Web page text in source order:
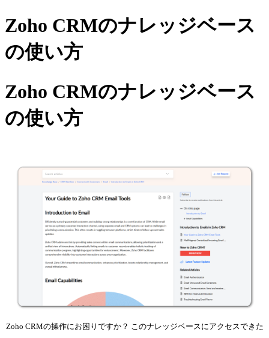
Zoho CRMのナレッジベース
の使い方
Zoho CRMのナレッジベース
の使い方
Zoho CRMの操作にお困りですか？ このナレッジベースにアクセスできた